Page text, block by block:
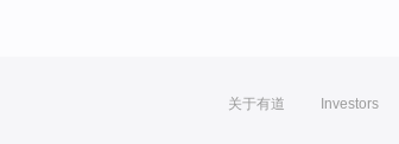
关于有道 Investors